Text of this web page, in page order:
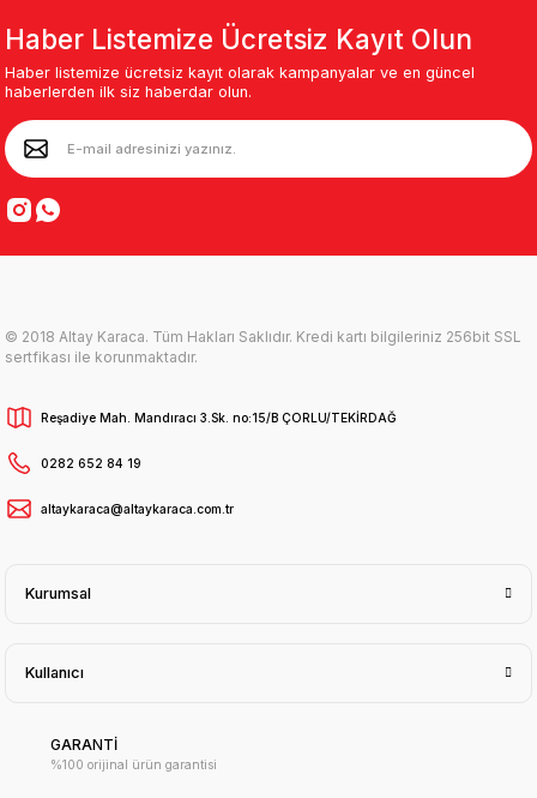
Haber Listemize Ücretsiz Kayıt Olun
Haber listemize ücretsiz kayıt olarak kampanyalar ve en güncel
haberlerden ilk siz haberdar olun.
© 2018 Altay Karaca. Tüm Hakları Saklıdır. Kredi kartı bilgileriniz 256bit SSL
sertfikası ile korunmaktadır.
Reşadiye Mah. Mandıracı 3.Sk. no:15/B ÇORLU/TEKİRDAĞ
0282 652 84 19
altaykaraca@altaykaraca.com.tr
Kurumsal
Kullanıcı
GARANTİ
%100 orijinal ürün garantisi